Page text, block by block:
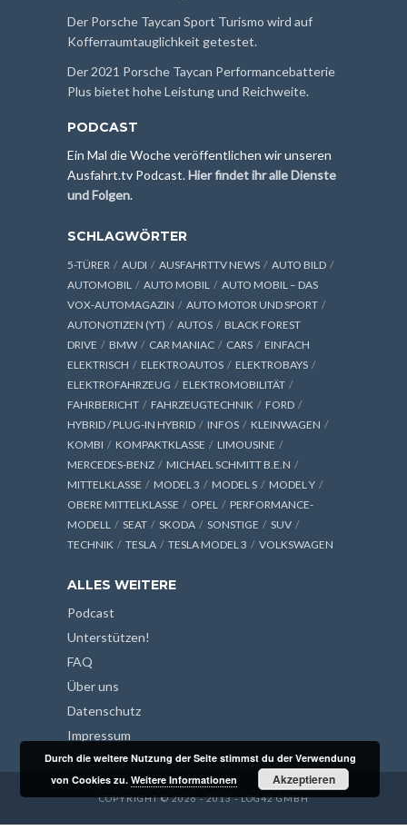
Der Porsche Taycan Sport Turismo wird auf
Kofferraumtauglichkeit getestet.
Der 2021 Porsche Taycan Performancebatterie
Plus bietet hohe Leistung und Reichweite.
PODCAST
Ein Mal die Woche veröffentlichen wir unseren
Ausfahrt.tv Podcast.Hier findet ihr alle Dienste
und Folgen.
SCHLAGWÖRTER
5-TÜRER AUDI AUSFAHRTTV NEWS
AUTO BILD
AUTOMOBIL
AUTO MOBIL
AUTO MOBIL – DAS
VOX-AUTOMAGAZIN
AUTO MOTOR UND SPORT
AUTONOTIZEN (YT)
AUTOS
BLACK FOREST
DRIVE
BMW CAR MANIAC CARS
EINFACH
ELEKTRISCH
ELEKTROAUTOS
ELEKTROBAYS
ELEKTROFAHRZEUG
ELEKTROMOBILITÄT
FAHRBERICHT
FAHRZEUGTECHNIK
FORD
HYBRID / PLUG-IN HYBRID
INFOS
KLEINWAGEN
KOMBI
KOMPAKTKLASSE
LIMOUSINE
MERCEDES-BENZ
MICHAEL SCHMITT B.E.N
MITTELKLASSE
MODEL 3 MODEL S
MODEL Y
OBERE MITTELKLASSE
OPEL
PERFORMANCE-
MODELL
SEAT SKODA SONSTIGE
SUV
TECHNIK
TESLA TESLA MODEL 3 VOLKSWAGEN
ALLES WEITERE
Podcast
Unterstützen!
FAQ
Über uns
Datenschutz
Impressum
COPYRIGHT © 2026 - 2013 - LOG42 GMBH
Durch die weitere Nutzung der Seite stimmst du der Verwendung
von Cookies zu.Weitere Informationen Akzeptieren